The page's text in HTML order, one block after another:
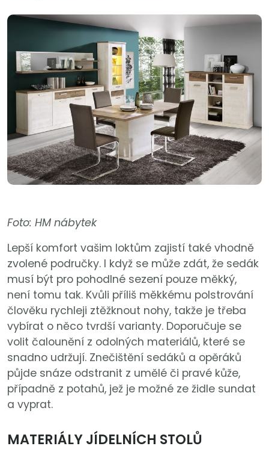
Foto: HM nábytek
Lepší komfort vašim loktům zajistí také vhodně
zvolené područky. I když se může zdát, že sedák
musí být pro pohodlné sezení pouze měkký,
není tomu tak. Kvůli příliš měkkému polstrování
člověku rychleji ztěžknout nohy, takže je třeba
vybírat o něco tvrdší varianty. Doporučuje se
volit čalounění z odolných materiálů, které se
snadno udržují. Znečištění sedáků a opěráků
půjde snáze odstranit z umělé či pravé kůže,
případně z potahů, jež je možné ze židle sundat
a vyprat.
MATERIÁLY JÍDELNÍCH STOLŮ